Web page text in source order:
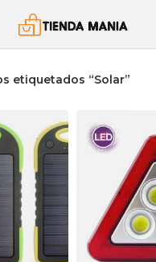
etiquetados “Solar”